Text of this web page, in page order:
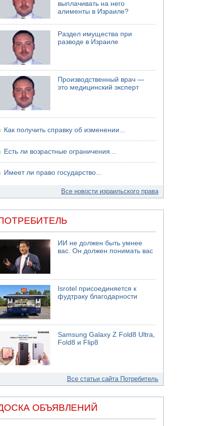
06.08.2026 13:07
Кирьят-Арбы пожар на местности
06.08.2026 12:06
США не будут давить на Израиль в вопросе
Ливана
06.08.2026 11:41
подростков ограбили сексшоп в Холоне
выплачивать на него
алименты в Израиле?
Раздел имущества при
разводе в Израиле
Производственный врач —
это медицинский эксперт
Как получить справку об изменении...
Есть ли возрастные ограничения...
Имеет ли право государство...
Все новости израильского права
ИИ не должен быть умнее
вас. Он должен понимать вас
Isrotel присоединяется к
фудтраку благодарности
Samsung Galaxy Z Fold8 Ultra,
Fold8 и Flip8
Все статьи сайта Потребитель
ОБЪЯВЛЕНИЙ